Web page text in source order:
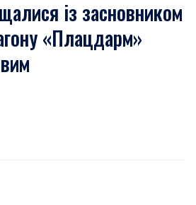
із засновником
«Плацдарм»